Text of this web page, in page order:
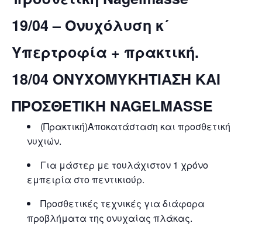
19/04 – Ονυχόλυση κ´
Υπερτροφία + πρακτική.
18/04 ΟΝΥΧΟΜΥΚΗΤΙΑΣΗ ΚΑΙ
ΠΡΟΣΘΕΤΙΚΗ NAGELMASSE
(Πρακτική)Αποκατάσταση και προσθετική
νυχιών.
Για μάστερ με τουλάχιστον 1 χρόνο
εμπειρία στο πεντικιούρ.
Προσθετικές τεχνικές για διάφορα
προβλήματα της ονυχαίας πλάκας.